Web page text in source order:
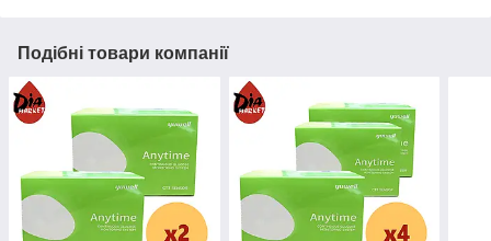
Подібні товари компанії